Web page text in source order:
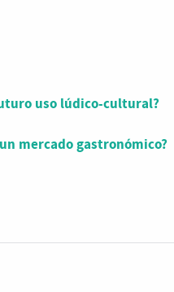
uso lúdico-cultural?
mercado gastronómico?